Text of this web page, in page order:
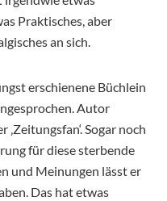
Praktisches, aber
an sich.
erschienene Büchlein
Autor
Sogar noch
für diese sterbende
und Meinungen lässt er
Das hat etwas